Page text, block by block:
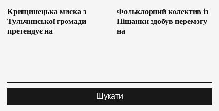
Крищинецька миска з
Тульчинської громади
претендує на
Фольклорний колектив із
Піщанки здобув перемогу
на